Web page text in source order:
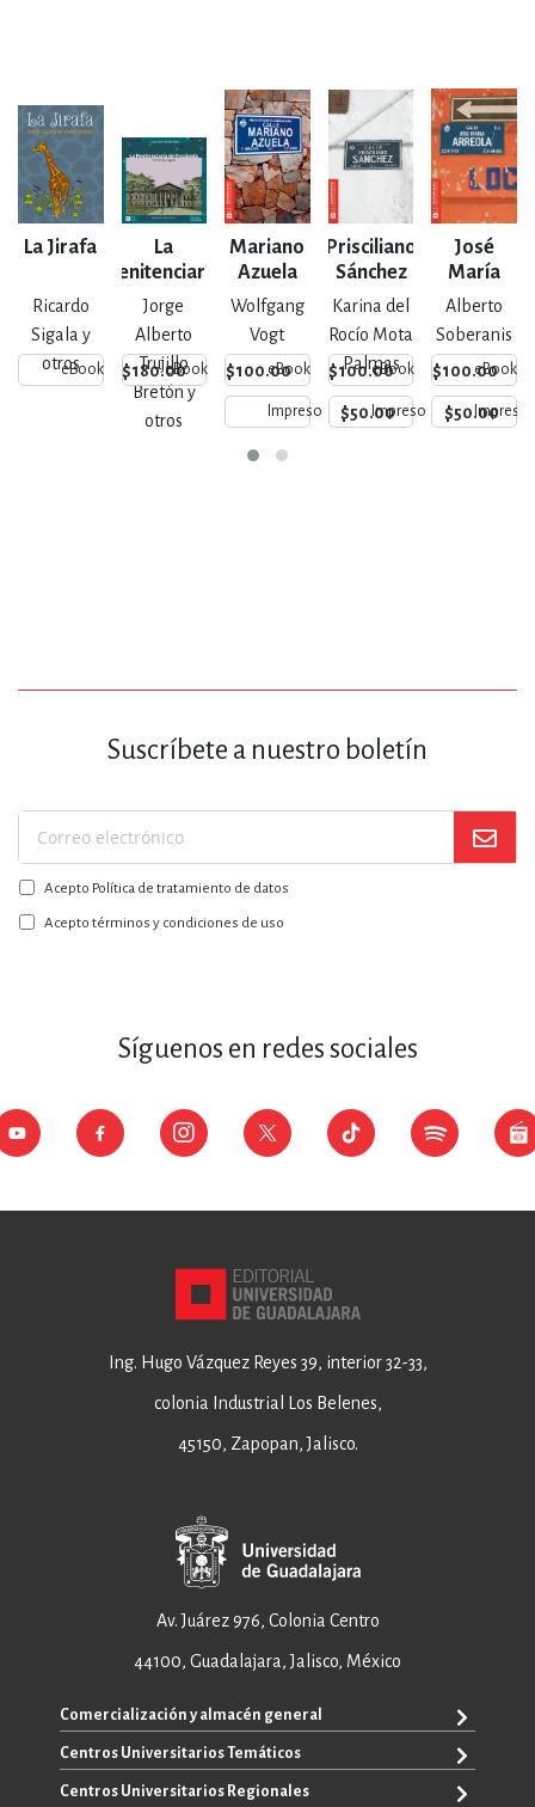
La Jirafa
Ricardo
Sigala y
otroseBook $180.00
La
Penitenciaría
de Escobedo
Jorge
Alberto
Trujillo
Bretón y
otros
eBook $100.00
Mariano
Azuela
Wolfgang
Vogt
eBook $100.00
Impreso $50.00
Prisciliano
Sánchez
Karina del
Rocío Mota
Palmas
eBook $100.00
Impreso $50.00
José
María
Arreola y
Mendoza
Alberto
Soberanis
eBook
Impreso
Suscríbete a nuestro boletín
Suscríbase
a
nuestro
boletín:
Acepto Política de tratamiento de datos
Acepto términos y condiciones de uso
Síguenos en redes sociales
Ing. Hugo Vázquez Reyes 39, interior 32-33,
colonia Industrial Los Belenes,
45150, Zapopan, Jalisco.
Av. Juárez 976, Colonia Centro
44100, Guadalajara, Jalisco, México
Comercialización y almacén general
+52 33 3640 6326
+52 33 3640 4595
Centros Universitarios Temáticos
CUAAD
Centros Universitarios Regionales